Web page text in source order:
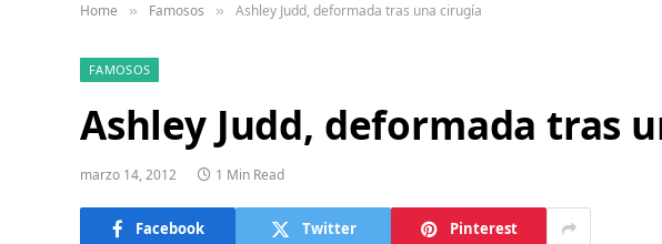
Home » Famosos » Ashley Judd, deformada tras una cirugía
FAMOSOS
Ashley Judd, deformada tras
marzo 14, 2012 1 Min Read
Facebook Twitter Pinterest